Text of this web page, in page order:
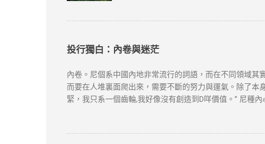
international rankings due to its
Kong University of Science and
Kong ha...
投行獨白：內卷與迷茫
內卷。尼個系中國內地非常流行的詞語，而在不同領域其
而要在人堆裏面爬出來，需要不斷的努力與運氣。除了本
緊，我只系一個齒輪,我好像沒有創造到D咩價值。” 尼種
衫。 同時投行本身就系服務業，大把人想入投行，但職
side，的確可以換來Work Life Balance，但個D工作真系